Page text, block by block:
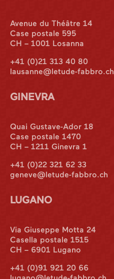
Avenue du Théâtre 14
Case postale 595
CH – 1001 Losanna
+41 (0)21 313 40 80
lausanne@letude-fabbro.ch
GINEVRA
Quai Gustave-Ador 18
Case postale 1470
CH – 1211 Ginevra 1
+41 (0)22 321 62 33
geneve@letude-fabbro.ch
LUGANO
Via Giuseppe Motta 24
Casella postale 1515
CH – 6901 Lugano
+41 (0)91 921 20 66